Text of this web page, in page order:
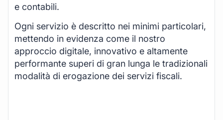
e contabili.
Ogni servizio è descritto nei minimi particolari,
mettendo in evidenza come il nostro
approccio digitale, innovativo e altamente
performante superi di gran lunga le tradizionali
modalità di erogazione dei servizi fiscali.